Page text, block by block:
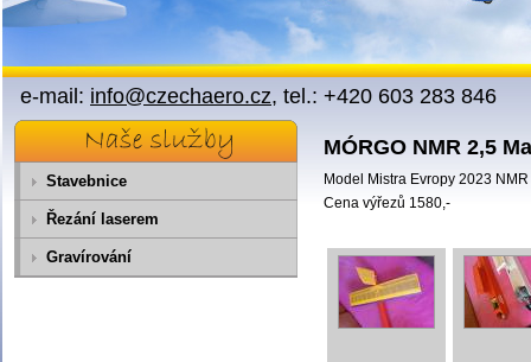
e-mail: info@czechaero.cz, tel.: +420 603 283 846
Stavebnice
Řezání laserem
Gravírování
MÓRGO NMR 2,5
Model Mistra Evropy 2023
Cena výřezů 1580,-